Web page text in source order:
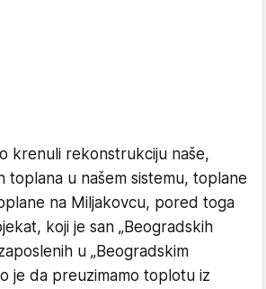
krenuli rekonstrukciju naše,
toplana u našem sistemu, toplane
na Miljakovcu, pored toga
koji je san „Beogradskih
u „Beogradskim
je da preuzimamo toplotu iz